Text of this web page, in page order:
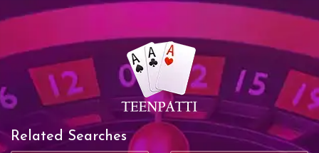
Related Searches